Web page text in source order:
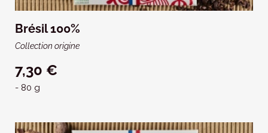
Brésil 100%
Collection origine
7,30 €
- 80 g